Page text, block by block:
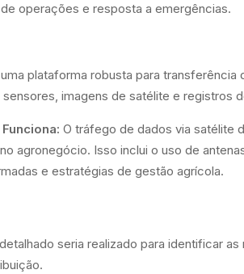
operações e resposta a emergências.
plataforma robusta para transferência
imagens de satélite e registros
O tráfego de dados via satélite
agronegócio. Isso inclui o uso de
e estratégias de gestão agrícola.
seria realizado para identificar